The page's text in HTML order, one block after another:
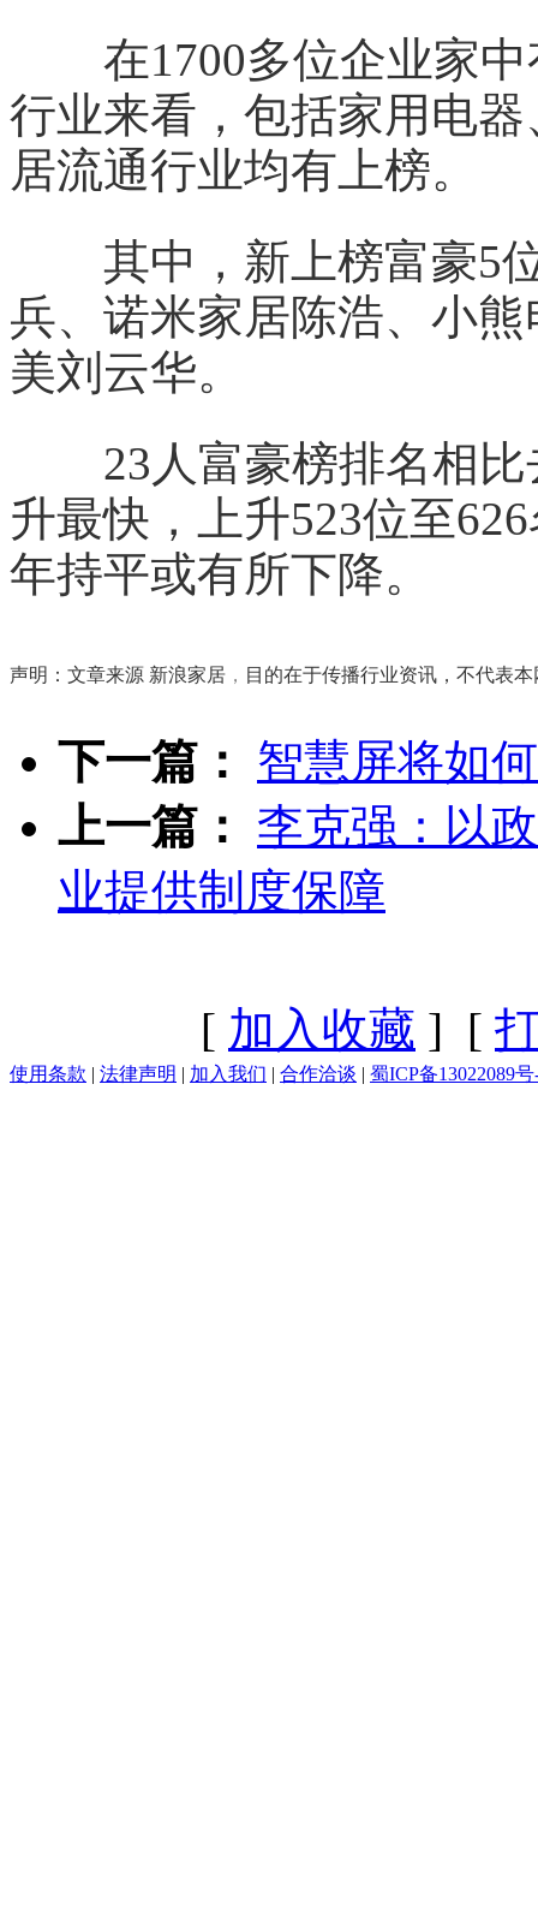
在1700多位企业家中
行业来看，包括家用电器
居流通行业均有上榜。
其中，新上榜富豪5位
兵、诺米家居陈浩、小
美刘云华。
23人富豪榜排名相比
升最快，上升523位至
年持平或有所下降。
声明：文章来源 新浪家居 ， 目的在于传播行业资讯，不代表
下一篇：
智慧屏将如
上一篇：
李克强：以
业提供制度保障
[ 加入收藏 ] [
使用条款 | 法律声明 | 加入我们 | 合作洽谈 | 蜀ICP备13022089号